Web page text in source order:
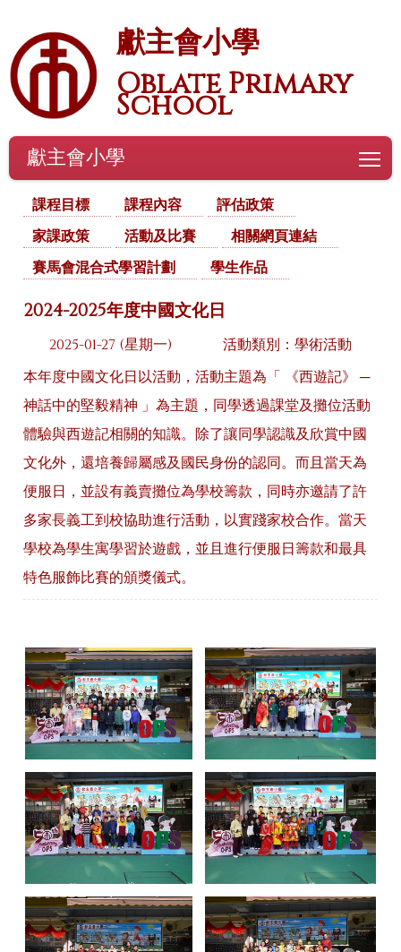
獻主會小學
Oblate Primary
School
獻主會小學
課程目標 課程內容
評估政策
家課政策
活動及比賽
相關網頁連結
賽馬會混合式學習計劃
學生作品
2024-2025年度中國文化日
2025-01-27 (星期一)
活動類別：學術活動
本年度中國文化日以活動，活動主題為「 《西遊記》 ─
神話中的堅毅精神 」為主題，同學透過課堂及攤位活動
體驗與西遊記相關的知識。除了讓同學認識及欣賞中國
文化外，還培養歸屬感及國民身份的認同。而且當天為
便服日，並設有義賣攤位為學校籌款，同時亦邀請了許
多家長義工到校協助進行活動，以實踐家校合作。當天
學校為學生寓學習於遊戲，並且進行便服日籌款和最具
特色服飾比賽的頒獎儀式。